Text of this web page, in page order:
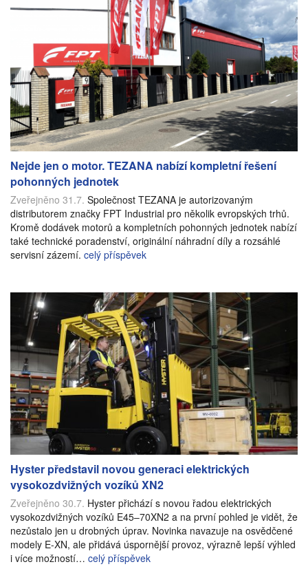
Nejde jen o motor. TEZANA nabízí kompletní řešení
pohonných jednotek
Zveřejněno 31.7. Společnost TEZANA je autorizovaným
distributorem značky FPT Industrial pro několik evropských trhů.
Kromě dodávek motorů a kompletních pohonných jednotek nabízí
také technické poradenství, originální náhradní díly a rozsáhlé
servisní zázemí. celý příspěvek
Hyster představil novou generaci elektrických
vysokozdvižných vozíků XN2
Zveřejněno 30.7. Hyster přichází s novou řadou elektrických
vysokozdvižných vozíků E45–70XN2 a na první pohled je vidět, že
nezůstalo jen u drobných úprav. Novinka navazuje na osvědčené
modely E-XN, ale přidává úspornější provoz, výrazně lepší výhled
i více možností… celý příspěvek